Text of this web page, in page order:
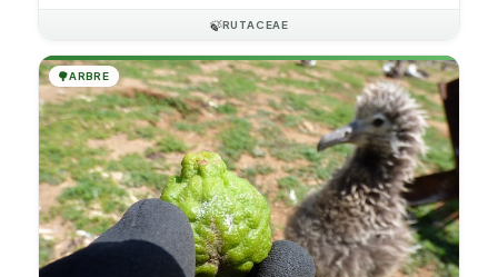
🍃RUTACEAE
🌳ARBRE